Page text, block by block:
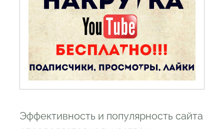
Сервисы для просмотра статистики
сайта
Similarweb.com
9.1 Преимущества
9.2 Недостатки
9.3 Цена
10.1
Эффективность и популярность сайта